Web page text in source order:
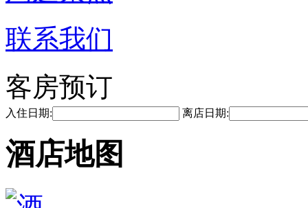
联系我们
客房预订
入住日期: 离店日期:
酒店地图